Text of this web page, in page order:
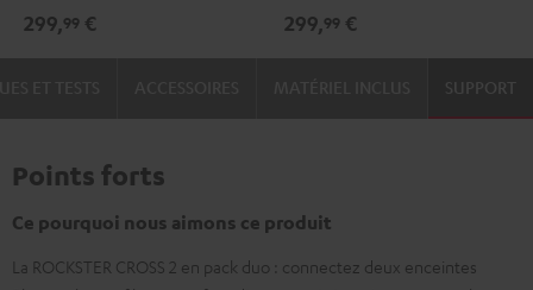
GreenRouge
299,99 €
2
299,99 €
SUPPORT
Points forts
Ce pourquoi nous aimons ce produit
La ROCKSTER CROSS 2 en pack duo : connectez deux enceintes